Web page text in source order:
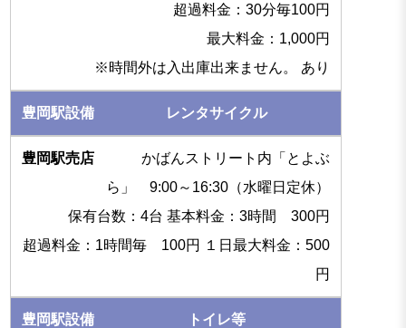
超過料金：30分毎100円
最大料金：1,000円
※時間外は入出庫出来ません。 あり
レンタサイクル
かばんストリート内「とよぶ
ら」 9:00～16:30（水曜日定休）
保有台数：4台 基本料金：3時間 300円
超過料金：1時間毎 100円 １日最大料金：500
円
トイレ等